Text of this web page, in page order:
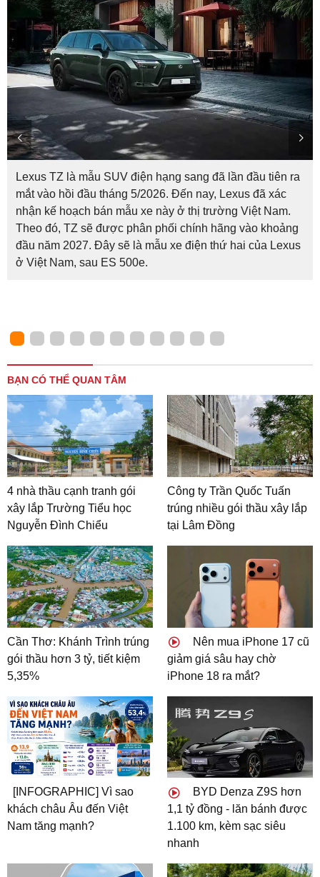
Lexus TZ là mẫu SUV điện hạng sang đã lần đầu tiên ra
mắt vào hồi đầu tháng 5/2026. Đến nay, Lexus đã xác
nhận kế hoạch bán mẫu xe này ở thị trường Việt Nam.
Theo đó, TZ sẽ được phân phối chính hãng vào khoảng
đầu năm 2027. Đây sẽ là mẫu xe điện thứ hai của Lexus
ở Việt Nam, sau ES 500e.
BẠN CÓ THỂ QUAN TÂM
4 nhà thầu cạnh tranh gói
xây lắp Trường Tiểu học
Nguyễn Đình Chiểu
Công ty Trần Quốc Tuấn
trúng nhiều gói thầu xây lắp
tại Lâm Đồng
Cần Thơ: Khánh Trình trúng
gói thầu hơn 3 tỷ, tiết kiệm
5,35%
Nên mua iPhone 17 cũ
giảm giá sâu hay chờ
iPhone 18 ra mắt?
[INFOGRAPHIC] Vì sao
khách châu Âu đến Việt
Nam tăng mạnh?
BYD Denza Z9S hơn
1,1 tỷ đồng - lăn bánh được
1.100 km, kèm sạc siêu
nhanh